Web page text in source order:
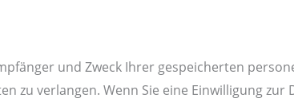
und Zweck Ihrer gespeicherten
zu verlangen. Wenn Sie eine Einwilligung